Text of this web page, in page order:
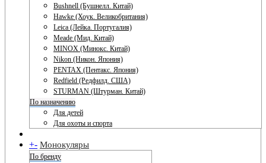
Bushnell (Бушнелл. Китай)
Hawke (Хоук. Великобритания)
Leica (Лейка. Португалия)
Meade (Мид. Китай)
MINOX (Минокс. Китай)
Nikon (Никон. Япония)
PENTAX (Пентакс. Япония)
Redfield (Редфилд. США)
STURMAN (Штурман. Китай)
По назначению
Для детей
Для охоты и спорта
+- Монокуляры
По бренду